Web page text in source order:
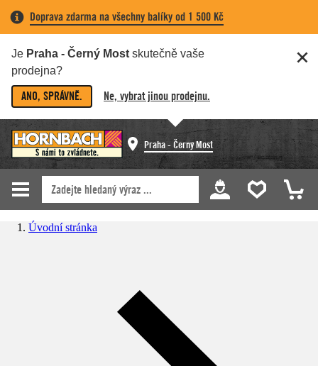
Doprava zdarma na všechny balíky od 1 500 Kč
Je Praha - Černý Most skutečně vaše
prodejna?
ANO, SPRÁVNĚ. Ne, vybrat jinou prodejnu.
Praha - Černý Most
Úvodní stránka